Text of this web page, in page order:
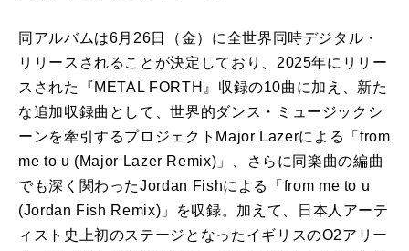
同アルバムは6月26日（金）に全世界同時デジタル・
リリースされることが決定しており、2025年にリリー
スされた『METAL FORTH』収録の10曲に加え、新た
な追加収録曲として、世界的ダンス・ミュージックシ
ーンを牽引するプロジェクトMajor Lazerによる「from
me to u (Major Lazer Remix)」、さらに同楽曲の編曲
でも深く関わったJordan Fishによる「from me to u
(Jordan Fish Remix)」を収録。加えて、日本人アーテ
ィスト史上初のステージとなったイギリスのO2アリー